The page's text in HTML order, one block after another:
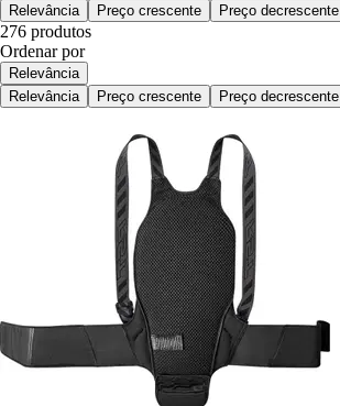
Relevância
Preço crescente Preço decrescente
276 produtos
Ordenar por
Relevância
Relevância
Preço crescente Preço decrescente